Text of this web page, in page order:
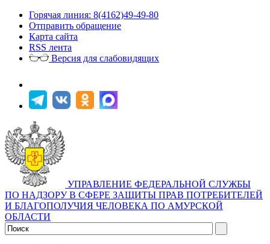
Горячая линия: 8(4162)49-49-80
Отправить обращение
Карта сайта
RSS лента
Версия для слабовидящих
УПРАВЛЕНИЕ ФЕДЕРАЛЬНОЙ СЛУЖБЫ
ПО НАДЗОРУ В СФЕРЕ ЗАЩИТЫ ПРАВ ПОТРЕБИТЕЛЕЙ
И БЛАГОПОЛУЧИЯ ЧЕЛОВЕКА ПО АМУРСКОЙ
ОБЛАСТИ